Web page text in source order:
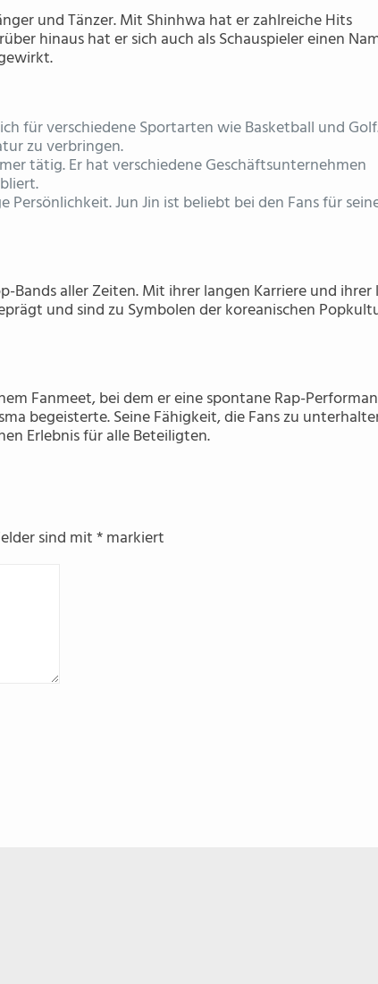
und Tänzer. Mit Shinhwa hat er zahlreiche Hits
hinaus hat er sich auch als Schauspieler einen
für verschiedene Sportarten wie Basketball und
zu verbringen.
tätig. Er hat verschiedene Geschäftsunternehmen
Jun Jin ist beliebt bei den Fans für
Bands aller Zeiten. Mit ihrer langen Karriere und ihrer
und sind zu Symbolen der koreanischen
Fanmeet, bei dem er eine spontane Rap-
begeisterte. Seine Fähigkeit, die Fans zu
Erlebnis für alle Beteiligten.
sind mit*markiert